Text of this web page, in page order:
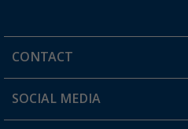
CONTACT
Een vraag?
SOCIAL MEDIA